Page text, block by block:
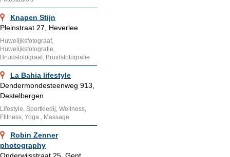
Knapen Stijn
Pleinstraat 27, Heverlee
Huwelijksfotograaf,
Huwelijksfotografie,
Bruidsfotograaf, Bruidsfotografie
La Bahia lifestyle
Dendermondesteenweg 913,
Destelbergen
Lifestyle, Sportkledij, Wellness,
Ffitness, Yoga , Massage
Robin Zenner
photography